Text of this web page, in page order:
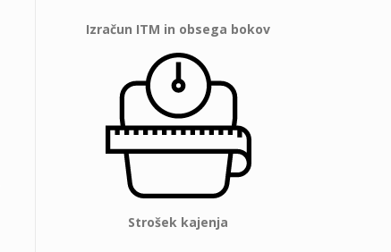
Izračun ITM in obsega bokov
Strošek kajenja